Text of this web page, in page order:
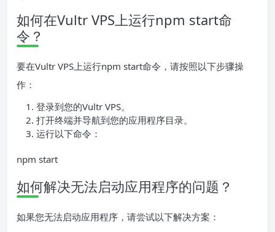
如何在Vultr VPS上运行npm start命
令？
要在Vultr VPS上运行npm start命令，请按照以下步骤操
作：
登录到您的Vultr VPS。
打开终端并导航到您的应用程序目录。
运行以下命令：
npm start
如何解决无法启动应用程序的问题？
如果您无法启动应用程序，请尝试以下解决方案：